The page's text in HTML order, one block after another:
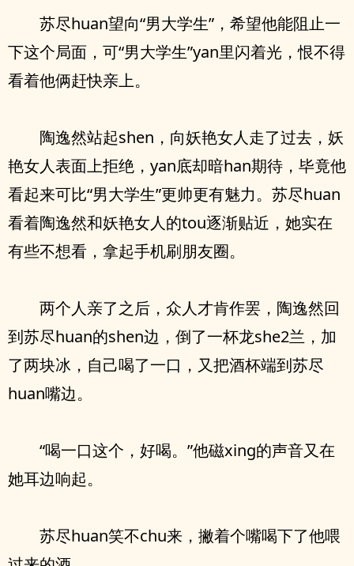
苏尽huan望向“男大学生”，希望他能阻止一
下这个局面，可“男大学生”yan里闪着光，恨不得
看着他俩赶快亲上。
陶逸然站起shen，向妖艳女人走了过去，妖
艳女人表面上拒绝，yan底却暗han期待，毕竟他
看起来可比“男大学生”更帅更有魅力。苏尽huan
看着陶逸然和妖艳女人的tou逐渐贴近，她实在
有些不想看，拿起手机刷朋友圈。
两个人亲了之后，众人才肯作罢，陶逸然回
到苏尽huan的shen边，倒了一杯龙she2兰，加
了两块冰，自己喝了一口，又把酒杯端到苏尽
huan嘴边。
“喝一口这个，好喝。”他磁xing的声音又在
她耳边响起。
苏尽huan笑不chu来，撇着个嘴喝下了他喂